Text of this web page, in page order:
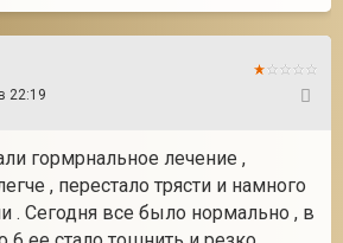
22:19
гормрнальное лечение ,
, перестало трясти и намного
. Сегодня все было нормально , в